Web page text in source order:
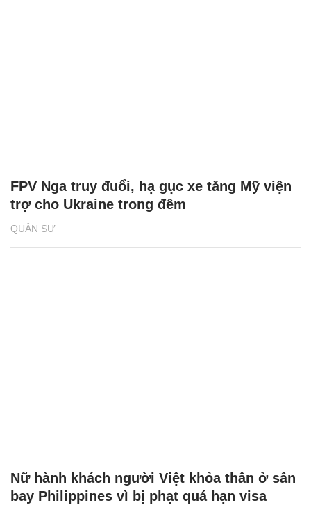
QUÂN SỰ
FPV Nga truy đuổi, hạ gục xe tăng Mỹ viện
trợ cho Ukraine trong đêm
Nữ hành khách người Việt khỏa thân ở sân
bay Philippines vì bị phạt quá hạn visa